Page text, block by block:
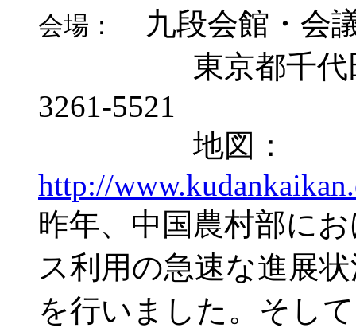
会場：
九段会館・
東京都千代田区
3261-5521
地図：
http://
昨年、中国農村部に
ス利用の急速な進展
を行いました。そし